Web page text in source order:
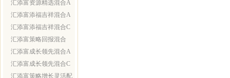
汇添富资源精选混合A
汇添富添福吉祥混合A
汇添富添福吉祥混合C
汇添富策略回报混合
汇添富成长领先混合A
汇添富成长领先混合C
汇添富策略增长灵活配